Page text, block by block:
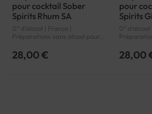
pour cocktail Sober
Spirits Rhum SA
0° d'alcool | France |
Préparations sans alcool pour
28,00 €
pour
Spirits
0° d'alcool
28,00